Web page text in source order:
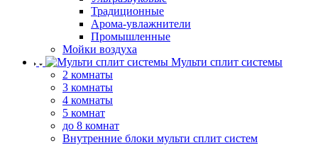
Традиционные
Арома-увлажнители
Промышленные
Мойки воздуха
Мульти сплит системы
2 комнаты
3 комнаты
4 комнаты
5 комнат
до 8 комнат
Внутренние блоки мульти сплит систем